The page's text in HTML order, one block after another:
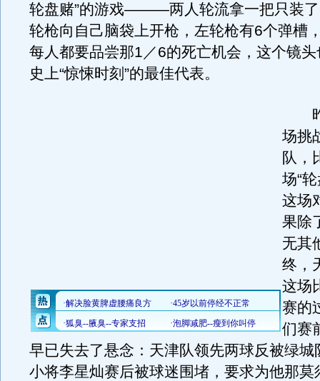
轮盘赌”的游戏———两人轮流拿一把只装
轮枪向自己脑袋上开枪，左轮枪有6个弹槽
每人都要品尝那1／6的死亡机会，这个镜
史上“惊悚时刻”的最佳代表。
昨
场挑
队，
场“
这场
果除
无其
终，
这场
赛的
们赛
早已失去了悬念：天津队领先两球反被绿城
小将李星灿赛后被球迷围堵，要求为他那莫